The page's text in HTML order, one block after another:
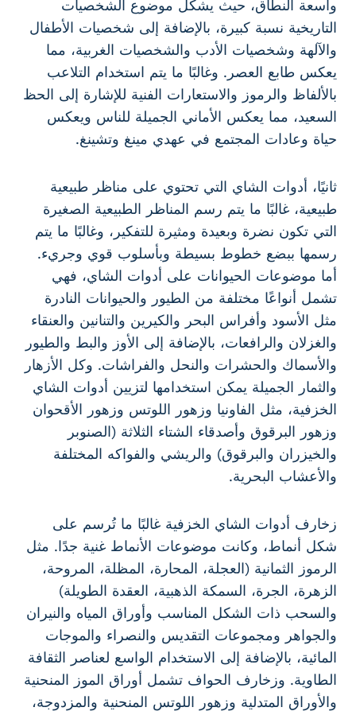
واسعة النطاق، حيث يشكل موضوع الشخصيات
التاريخية نسبة كبيرة، بالإضافة إلى شخصيات الأطفال
والآلهة وشخصيات الأدب والشخصيات الغربية، مما
يعكس طابع العصر. وغالبًا ما يتم استخدام التلاعب
بالألفاظ والرموز والاستعارات الفنية للإشارة إلى الحظ
السعيد، مما يعكس الأماني الجميلة للناس ويعكس
حياة وعادات المجتمع في عهدي مينغ وتشينغ.
ثانيًا، أدوات الشاي التي تحتوي على مناظر طبيعية
طبيعية، غالبًا ما يتم رسم المناظر الطبيعية الصغيرة
التي تكون نضرة وبعيدة ومثيرة للتفكير، وغالبًا ما يتم
رسمها ببضع خطوط بسيطة وبأسلوب قوي وجريء.
أما موضوعات الحيوانات على أدوات الشاي، فهي
تشمل أنواعًا مختلفة من الطيور والحيوانات النادرة
مثل الأسود وأفراس البحر والكيرين والتنانين والعنقاء
والغزلان والرافعات، بالإضافة إلى الأوز والبط والطيور
والأسماك والحشرات والنحل والفراشات. وكل الأزهار
والثمار الجميلة يمكن استخدامها لتزيين أدوات الشاي
الخزفية، مثل الفاونيا وزهور اللوتس وزهور الأقحوان
وزهور البرقوق وأصدقاء الشتاء الثلاثة (الصنوبر
والخيزران والبرقوق) والريشي والفواكه المختلفة
والأعشاب البحرية.
زخارف أدوات الشاي الخزفية غالبًا ما تُرسم على
شكل أنماط، وكانت موضوعات الأنماط غنية جدًا. مثل
الرموز الثمانية (العجلة، المحارة، المظلة، المروحة،
الزهرة، الجرة، السمكة الذهبية، العقدة الطويلة)
والسحب ذات الشكل المناسب وأوراق المياه والنيران
والجواهر ومجموعات التقديس والنصراء والموجات
المائية، بالإضافة إلى الاستخدام الواسع لعناصر الثقافة
الطاوية. وزخارف الحواف تشمل أوراق الموز المنحنية
والأوراق المتدلية وزهور اللوتس المنحنية والمزدوجة،